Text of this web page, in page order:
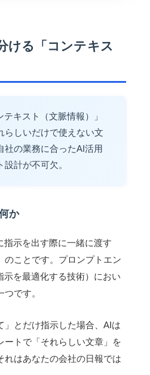
ける「コンテキス
テキスト（文脈情報）」
らしいだけで使えない文
社の業務に合ったAI活用
計が不可欠。
か
指示を出す際に一緒に渡す
のことです。プロンプトエン
示を最適化する技術）におい
です。
」とだけ指示した場合、AIは
ートで「それらしい文章」を
れはあなたの会社の日報では